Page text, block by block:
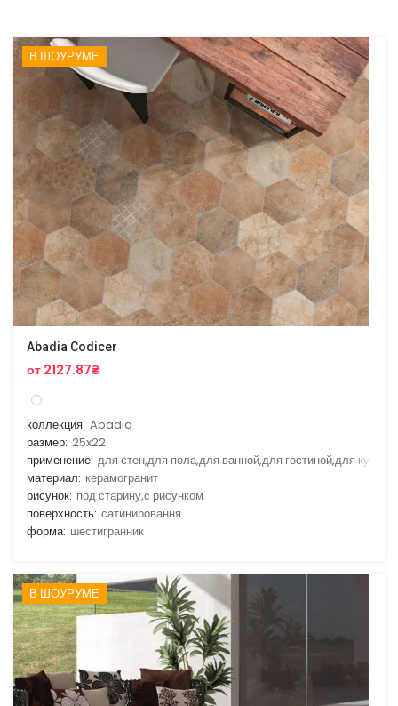
В ШОУРУМЕ
Abadia Codicer
от 2127.87₴
коллекция: Abadia
размер: 25x22
применение: для стен,для пола,для ванной,для гостиной,для кухни
материал: керамогранит
рисунок: под старину,с рисунком
поверхность: сатинировання
форма: шестигранник
В ШОУРУМЕ